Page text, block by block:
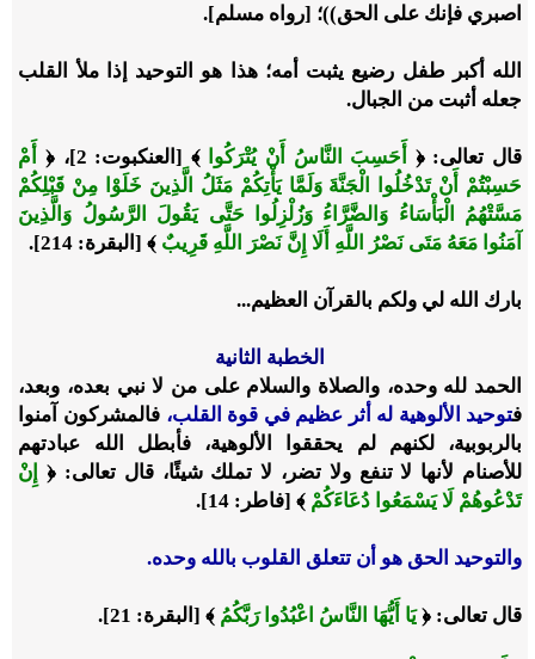
اصبري فإنك على الحق))؛ [رواه مسلم].
الله أكبر طفل رضيع يثبت أمه؛ هذا هو التوحيد إذا ملأ القلب
جعله أثبت من الجبال.
قال تعالى: ﴿ أَحَسِبَ النَّاسُ أَنْ يُتْرَكُوا ﴾ [العنكبوت: 2]، ﴿
أَمْ
حَسِبْتُمْ أَنْ تَدْخُلُوا الْجَنَّةَ وَلَمَّا يَأْتِكُمْ مَثَلُ الَّذِينَ خَلَوْا مِنْ قَبْلِكُمْ
مَسَّتْهُمُ الْبَأْسَاءُ وَالضَّرَّاءُ وَزُلْزِلُوا حَتَّى يَقُولَ الرَّسُولُ وَالَّذِينَ
آمَنُوا مَعَهُ مَتَى نَصْرُ اللَّهِ أَلَا إِنَّ نَصْرَ اللَّهِ قَرِيبٌ ﴾ [البقرة: 214].
بارك الله لي ولكم بالقرآن العظيم...
الخطبة الثانية
الحمد لله وحده، والصلاة والسلام على من لا نبي بعده، وبعد،
فتوحيد الألوهية له أثر عظيم في قوة القلب، فالمشركون آمنوا
بالربوبية، لكنهم لم يحققوا الألوهية، فأبطل الله عبادتهم
للأصنام لأنها لا تنفع ولا تضر، لا تملك شيئًا، قال تعالى: ﴿ إِنْ
تَدْعُوهُمْ لَا يَسْمَعُوا دُعَاءَكُمْ ﴾ [فاطر: 14].
والتوحيد الحق هو أن تتعلق القلوب بالله وحده.
قال تعالى: ﴿يَا أَيُّهَا النَّاسُ اعْبُدُوا رَبَّكُمُ ﴾ [البقرة: 21].